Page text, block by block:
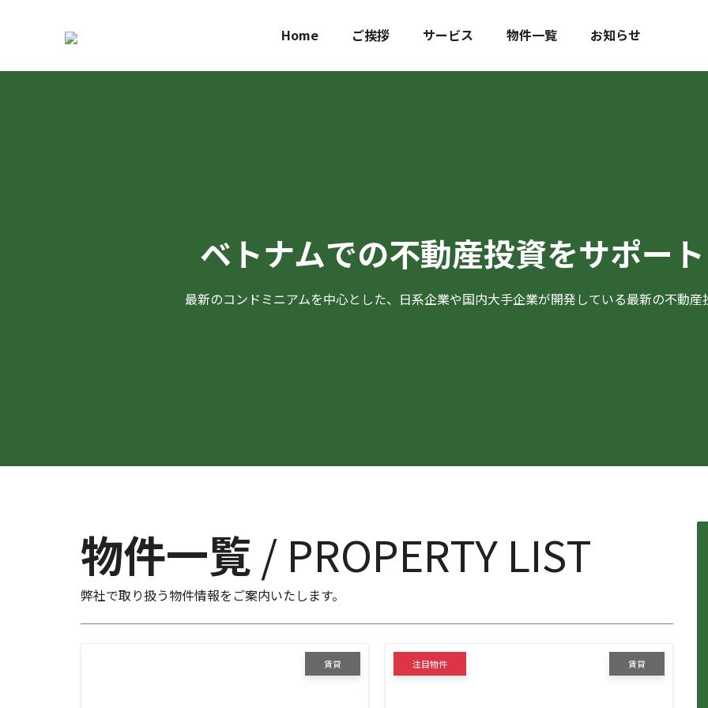
Home ご挨拶 サービス 物件一覧 お知らせ
ベトナムでの不動産投資をサポー
最新のコンドミニアムを中心とした、日系企業や国内大手企業が開発している最新の不動
物件一覧 / PROPERTY LIST
弊社で取り扱う物件情報をご案内いたします。
賃貸 賃貸
注目物件